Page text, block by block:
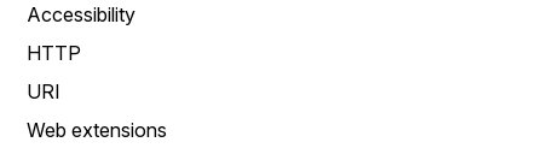
Accessibility
HTTP
URI
Web extensions